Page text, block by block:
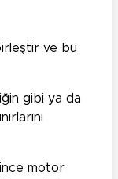
ve bu
gibi ya da
ince motor